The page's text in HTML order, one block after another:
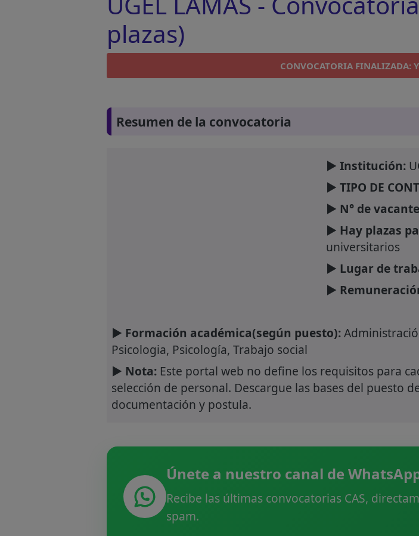
plazas)
CONVOCATORIA
Resumen de la convocatoria
► Institución:
► TIPO DE
► N° de
► Hay plazas
universitarios
► Lugar de
►
► Formación académica(según puesto):
Psicologia, Psicología, Trabajo social
► Nota:Este portal web no define los requisitos para
selección de personal. Descargue las bases del puesto
documentación y postula.
Únete a nuestro canal de
Recibe las últimas convocatorias CAS,
spam.